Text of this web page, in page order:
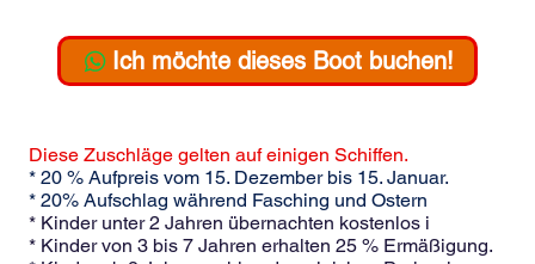
Ich möchte dieses Boot buchen!
Diese Zuschläge gelten auf einigen Schiffen.
* 20 % Aufpreis vom 15. Dezember bis 15. Januar.
* 20% Aufschlag während Fasching und Ostern
* Kinder unter 2 Jahren übernachten kostenlos i
* Kinder von 3 bis 7 Jahren erhalten 25 % Ermäßigung.